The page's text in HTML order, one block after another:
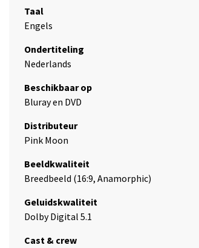
Taal
Engels
Ondertiteling
Nederlands
Beschikbaar op
Bluray en DVD
Distributeur
Pink Moon
Beeldkwaliteit
Breedbeeld (16:9, Anamorphic)
Geluidskwaliteit
Dolby Digital 5.1
Cast & crew